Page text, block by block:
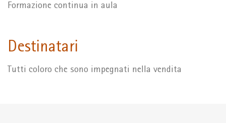
Formazione continua in aula
Destinatari
Tutti coloro che sono impegnati nella vendita